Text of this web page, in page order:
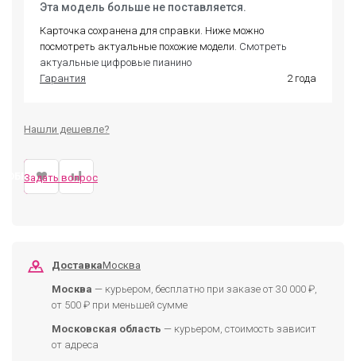
Эта модель больше не поставляется.
Карточка сохранена для справки. Ниже можно
посмотреть актуальные похожие модели. Смотреть
актуальные цифровые пианино
Гарантия
2 года
Нашли дешевле?
ЗАМЕНУ
Задать вопрос
ДоставкаМосква
Москва — курьером, бесплатно при заказе от 30 000 ₽,
от 500 ₽ при меньшей сумме
Московская область — курьером, стоимость зависит
от адреса